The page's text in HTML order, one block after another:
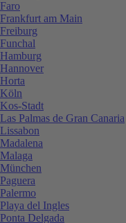
Faro
Frankfurt am Main
Freiburg
Funchal
Hamburg
Hannover
Horta
Köln
Kos-Stadt
Las Palmas de Gran Canaria
Lissabon
Madalena
Malaga
München
Paguera
Palermo
Playa del Ingles
Ponta Delgada